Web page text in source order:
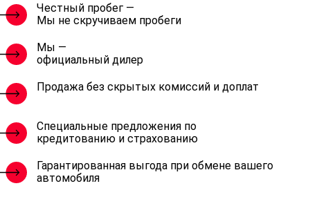
Честный пробег —
Мы не скручиваем пробеги
Мы —
официальный дилер
Продажа без скрытых комиссий и доплат
Специальные предложения по
кредитованию и страхованию
Гарантированная выгода при обмене вашего
автомобиля